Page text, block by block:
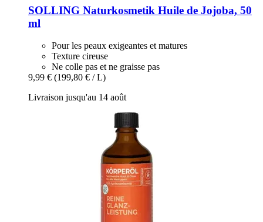
SOLLING Naturkosmetik Huile de Jojoba, 50
ml
Pour les peaux exigeantes et matures
Texture cireuse
Ne colle pas et ne graisse pas
9,99 € (199,80 € / L)
Livraison jusqu'au 14 août